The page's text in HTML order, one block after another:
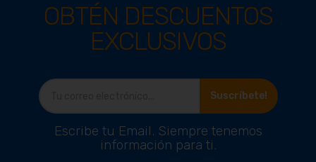
OBTÉN DESCUENTOS
EXCLUSIVOS
Suscríbete!
Escribe tu Email. Siempre tenemos
información para ti.